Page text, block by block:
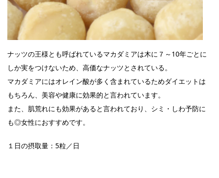
ナッツの王様とも呼ばれているマカダミアは木に７～10年ごとに
しか実をつけないため、高価なナッツとされている。
マカダミアにはオレイン酸が多く含まれているためダイエットは
もちろん、美容や健康に効果的と言われています。
また、肌荒れにも効果があると言われており、シミ・しわ予防に
も◎女性におすすめです。
１日の摂取量：5粒／日